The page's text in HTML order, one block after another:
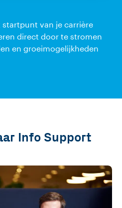
van je carrière
direct door te stromen
en groeimogelijkheden
Info Support